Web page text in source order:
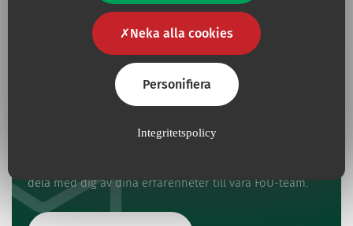
Neka alla cookies
Personifiera
Integritetspolicy
Ge oss din feedback
dela med dig av dina erfarenheter till våra FoU-team.